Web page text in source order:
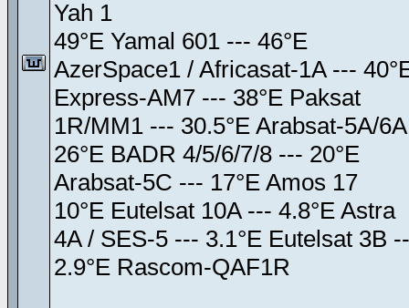
Yah 1
49°E Yamal 601 --- 46°E
AzerSpace1 / Africasat-1A ---
Express-AM7 --- 38°E Paksat
1R/MM1 --- 30.5°E Arabsat-5A/6A
26°E BADR 4/5/6/7/8 --- 20°E
Arabsat-5C --- 17°E Amos 17
10°E Eutelsat 10A --- 4.8°E Astra
4A / SES-5 --- 3.1°E Eutelsat 3B
2.9°E Rascom-QAF1R